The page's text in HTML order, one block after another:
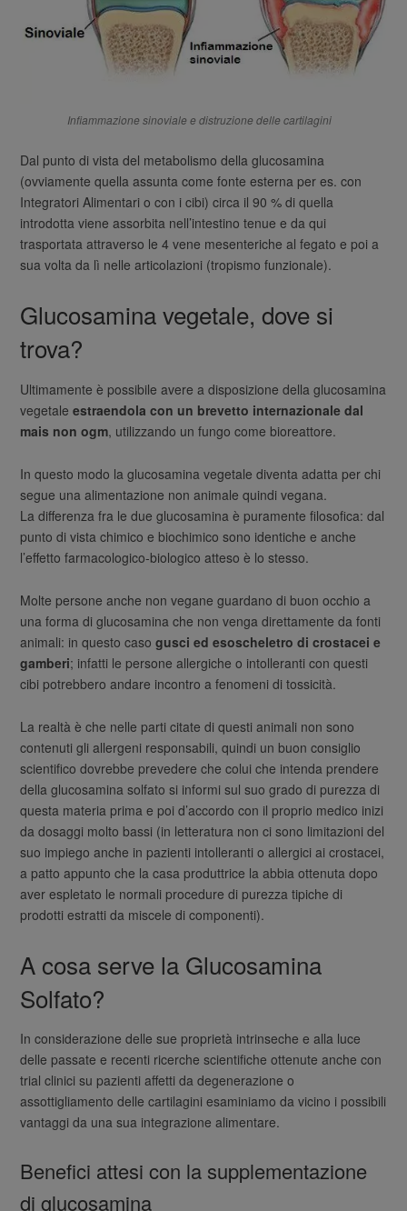
Infiammazione sinoviale e distruzione delle cartilagini
Dal punto di vista del metabolismo della glucosamina
(ovviamente quella assunta come fonte esterna per es. con
Integratori Alimentari o con i cibi) circa il 90 % di quella
introdotta viene assorbita nell’intestino tenue e da qui
trasportata attraverso le 4 vene mesenteriche al fegato e poi a
sua volta da lì nelle articolazioni (tropismo funzionale).
Glucosamina vegetale, dove si
trova?
Ultimamente è possibile avere a disposizione della glucosamina
vegetaleestraendola con un brevetto internazionale dal
mais non ogm, utilizzando un fungo come bioreattore.
In questo modo la glucosamina vegetale diventa adatta per chi
segue una alimentazione non animale quindi vegana.
La differenza fra le due glucosamina è puramente filosofica: dal
punto di vista chimico e biochimico sono identiche e anche
l’effetto farmacologico-biologico atteso è lo stesso.
Molte persone anche non vegane guardano di buon occhio a
una forma di glucosamina che non venga direttamente da fonti
animali: in questo casogusci ed esoscheletro di crostacei e
gamberi; infatti le persone allergiche o intolleranti con questi
cibi potrebbero andare incontro a fenomeni di tossicità.
La realtà è che nelle parti citate di questi animali non sono
contenuti gli allergeni responsabili, quindi un buon consiglio
scientifico dovrebbe prevedere che colui che intenda prendere
della glucosamina solfato si informi sul suo grado di purezza di
questa materia prima e poi d’accordo con il proprio medico inizi
da dosaggi molto bassi (in letteratura non ci sono limitazioni del
suo impiego anche in pazienti intolleranti o allergici ai crostacei,
a patto appunto che la casa produttrice la abbia ottenuta dopo
aver espletato le normali procedure di purezza tipiche di
prodotti estratti da miscele di componenti).
A cosa serve la Glucosamina
Solfato?
In considerazione delle sue proprietà intrinseche e alla luce
delle passate e recenti ricerche scientifiche ottenute anche con
trial clinici su pazienti affetti da degenerazione o
assottigliamento delle cartilagini esaminiamo da vicino i possibili
vantaggi da una sua integrazione alimentare.
Benefici attesi con la supplementazione
di glucosamina